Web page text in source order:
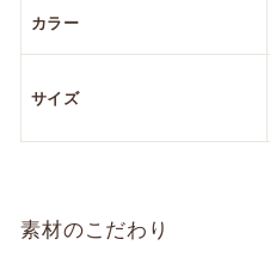
カラー
サイズ
素材のこだわり